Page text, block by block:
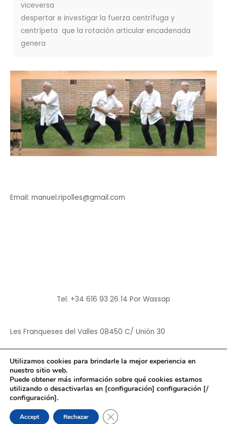
viceversa
despertar e investigar la fuerza centrífuga y
centrípeta que la rotación articular encadenada
genera
Email: manuel.ripolles@gmail.com
Tel. +34 616 93 26 14 Por Wassap
Les Franqueses del Valles 08450 C/ Unión 30
Copyright © 2026Hun Yuan Chen
Powered byHun Yuan Chen
Utilizamos cookies para brindarle la mejor experiencia en
nuestro sitio web.
Puede obtener más información sobre qué cookies estamos
utilizando o desactivarlas en [configuración] configuración [/
configuración].
Accept Rechazar CERRAR EL BANNER DE